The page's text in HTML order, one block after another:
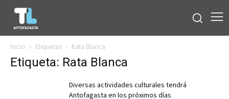
Inicio Etiquetas Rata Blanca
Etiqueta: Rata Blanca
Diversas actividades culturales tendrá
Antofagasta en los próximos días